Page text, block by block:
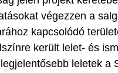
végezzen a
kapcsolódó
került lelet- és
leletek a